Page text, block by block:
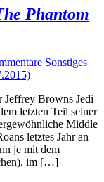
Phantom
Sonstiges
Jeffrey Browns Jedi
letzten Teil seiner
Middle
letztes Jahr an
je mit dem
im […]